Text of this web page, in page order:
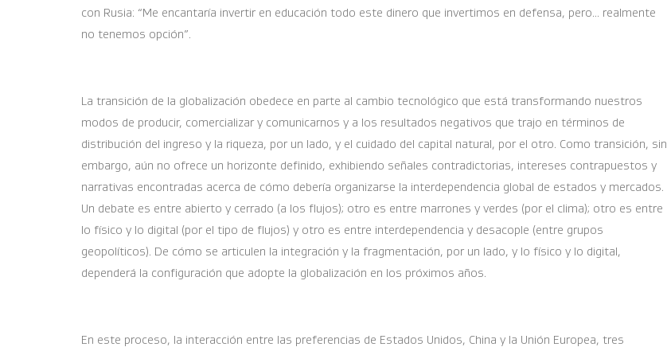
con Rusia: “Me encantaría invertir en educación todo este dinero que invertimos en defensa, pero... realmente
no tenemos opción”.
La transición de la globalización obedece en parte al cambio tecnológico que está transformando nuestros
modos de producir, comercializar y comunicarnos y a los resultados negativos que trajo en términos de
distribución del ingreso y la riqueza, por un lado, y el cuidado del capital natural, por el otro. Como transición, sin
embargo, aún no ofrece un horizonte definido, exhibiendo señales contradictorias, intereses contrapuestos y
narrativas encontradas acerca de cómo debería organizarse la interdependencia global de estados y mercados.
Un debate es entre abierto y cerrado (a los flujos); otro es entre marrones y verdes (por el clima); otro es entre
lo físico y lo digital (por el tipo de flujos) y otro es entre interdependencia y desacople (entre grupos
geopolíticos). De cómo se articulen la integración y la fragmentación, por un lado, y lo físico y lo digital,
dependerá la configuración que adopte la globalización en los próximos años.
En este proceso, la interacción entre las preferencias de Estados Unidos, China y la Unión Europea, tres